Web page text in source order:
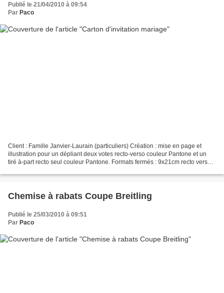
Publié le 21/04/2010 à 09:54
Par Paco
Client : Famille Janvier-Laurain (particuliers) Création : mise en page et
illustration pour un dépliant deux votes recto-verso couleur Pantone et un
tiré à-part recto seul couleur Pantone. Formats fermés : 9x21cm recto verso
Chemise à rabats Coupe Breitling
Publié le 25/03/2010 à 09:51
Par Paco